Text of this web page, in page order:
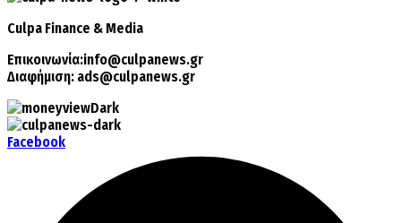
Culpa Finance & Media
Επικοινωνία:info@culpanews.gr
Διαφήμιση: ads@culpanews.gr
Facebook